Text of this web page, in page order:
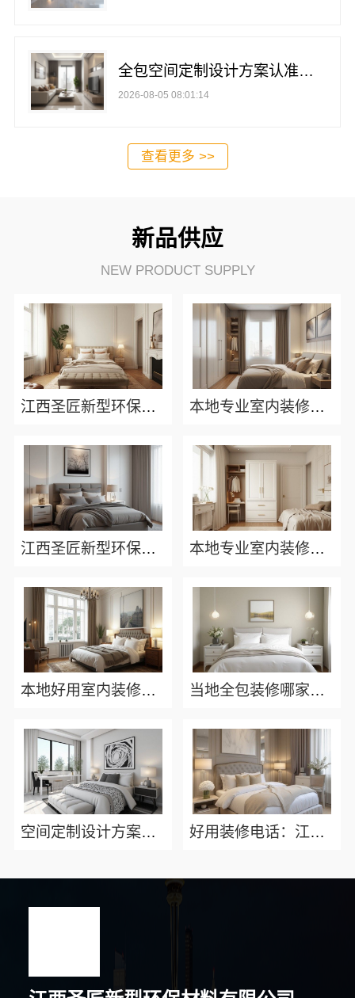
全包空间定制设计方案认准江西圣匠新型环保材料有限公司
2026-08-05 08:01:14
查看更多 >>
新品供应
NEW PRODUCT SUPPLY
江西圣匠新型环保材料有限公司-室内装修设计施工厂家 本地专业室内装修优势江西圣匠新型环保材料有限公司
江西圣匠新型环保材料有限公司-国内透明装修费用预算指南 本地专业室内装修优势——江西圣匠新型环保材料有限公司
本地好用室内装修费用预算咨询江西圣匠新型环保材料有限公司 当地全包装修哪家好？江西圣匠新型环保材料有限公司
空间定制设计方案厂家江西圣匠新型环保材料有限公司 好用装修电话：江西圣匠新型环保材料有限公司让沟通更便捷